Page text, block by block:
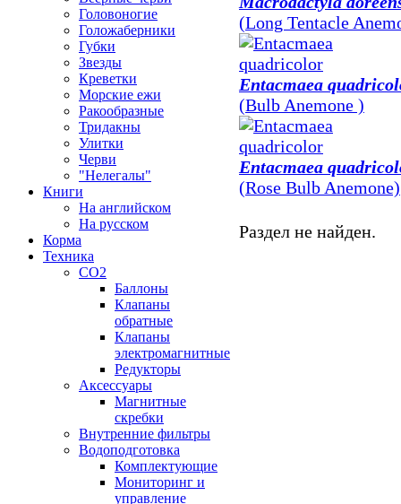
Головоногие
Голожаберники
Губки
Звезды
Креветки
Морские ежи
Ракообразные
Тридакны
Улитки
Черви
"Нелегалы"
Книги
На английском
На русском
Корма
Техника
CO2
Баллоны
Клапаны
обратные
Клапаны
электромагнитные
Редукторы
Аксессуары
Магнитные
скребки
Внутренние фильтры
Водоподготовка
Комплектующие
Мониторинг и
управление
(Long Tentacle
Entacmaea
(Bulb Anemone )
Entacmaea
(Rose Bulb Anemone)
Раздел не найден.